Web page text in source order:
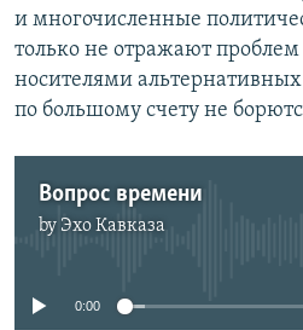
и многочисленные
только не отражают
носителями
по большому счету не
Вопрос времени
by Эхо Кавказа
0:00